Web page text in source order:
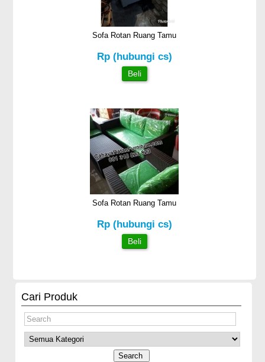
Sofa Rotan Ruang Tamu
Rp (hubungi cs)
Beli
Sofa Rotan Ruang Tamu
Rp (hubungi cs)
Beli
Cari Produk